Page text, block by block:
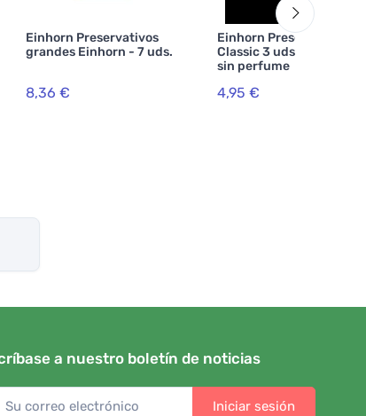
Einhorn Preservativos
grandes Einhorn - 7 uds.
8,36 €
Einhorn Preservativos
Classic 3 uds - veganos,
sin perfume
4,95 €
a nuestro boletín de noticias
Iniciar sesión